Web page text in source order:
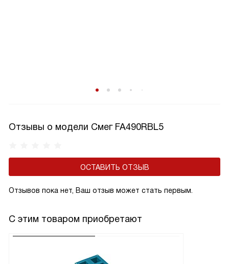
Отзывы о модели Смег FA490RBL5
ОСТАВИТЬ ОТЗЫВ
Отзывов пока нет, Ваш отзыв может стать первым.
С этим товаром приобретают